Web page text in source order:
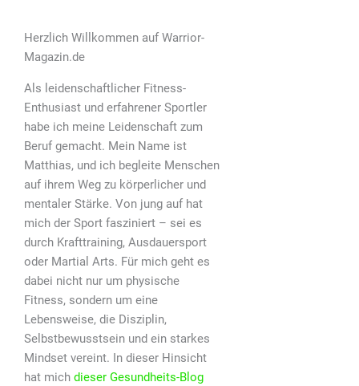
Herzlich Willkommen auf Warrior-
Magazin.de
Als leidenschaftlicher Fitness-
Enthusiast und erfahrener Sportler
habe ich meine Leidenschaft zum
Beruf gemacht. Mein Name ist
Matthias, und ich begleite Menschen
auf ihrem Weg zu körperlicher und
mentaler Stärke. Von jung auf hat
mich der Sport fasziniert – sei es
durch Krafttraining, Ausdauersport
oder Martial Arts. Für mich geht es
dabei nicht nur um physische
Fitness, sondern um eine
Lebensweise, die Disziplin,
Selbstbewusstsein und ein starkes
Mindset vereint. In dieser Hinsicht
hat mich dieser Gesundheits-Blog